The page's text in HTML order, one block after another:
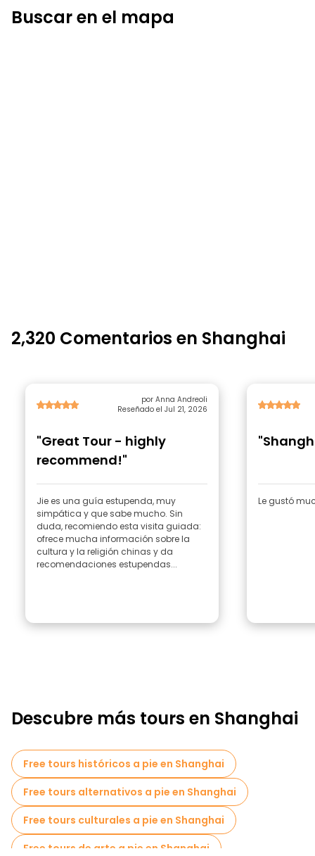
Buscar en el mapa
2,320 Comentarios en Shanghai
por Anna Andreoli
Reseñado el Jul 21, 2026
"Great Tour - highly
recommend!"
Jie es una guía estupenda, muy
simpática y que sabe mucho. Sin
duda, recomiendo esta visita guiada:
ofrece mucha información sobre la
cultura y la religión chinas y da
recomendaciones estupendas...
Le gustó
Descubre más tours en Shanghai
Free tours históricos a pie en Shanghai
Free tours alternativos a pie en Shanghai
Free tours culturales a pie en Shanghai
Free tours de arte a pie en Shanghai